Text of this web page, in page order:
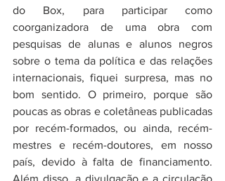
do Box, para participar como
coorganizadora de uma obra com
pesquisas de alunas e alunos negros
sobre o tema da política e das relações
internacionais, fiquei surpresa, mas no
bom sentido. O primeiro, porque são
poucas as obras e coletâneas publicadas
por recém-formados, ou ainda, recém-
mestres e recém-doutores, em nosso
país, devido à falta de financiamento.
Além disso, a divulgação e a circulação